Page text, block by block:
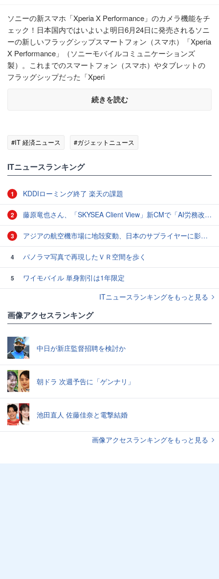
ソニーの新スマホ「Xperia X Performance」のカメラ機能をチ
ェック！日本国内ではいよいよ明日6月24日に発売されるソニ
ーの新しいフラッグシップスマートフォン（スマホ）「Xperia
X Performance」（ソニーモバイルコミュニケーションズ
製）。これまでのスマートフォン（スマホ）やタブレットの
フラッグシップだった「Xperi
続きを読む
#IT 経済ニュース #ガジェットニュース
ITニュースランキング
1 KDDIローミング終了 楽天の課題
2 藤原竜也さん、「SKYSEA Client View」新CMで「AI労務改善」をアピール 働き方をAIが分析したら「すぐに休んで」と言われる？
3 アジアの航空機市場に地殻変動、日本のサプライヤーに影響も
4 パノラマ写真で再現したＶＲ空間を歩く
5
ワイモバイル 単身割引は1年限定
ITニュースランキングをもっと見る
画像アクセスランキング
中日が新庄監督招聘を検討か
朝ドラ 次週予告に「ゲンナリ」
池田直人 佐藤佳奈と電撃結婚
画像アクセスランキングをもっと見る